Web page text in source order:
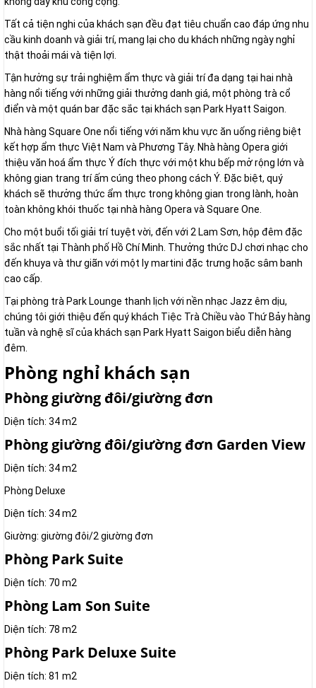
Tất cả tiện nghi của khách sạn đều đạt tiêu chuẩn cao đáp ứng nhu
cầu kinh doanh và giải trí, mang lại cho du khách những ngày nghỉ
thật thoải mái và tiện lợi.
Tận hưởng sự trải nghiệm ẩm thực và giải trí đa dạng tại hai nhà
hàng nổi tiếng với những giải thưởng danh giá, một phòng trà cổ
điển và một quán bar đặc sắc tại khách sạn Park Hyatt Saigon.
Nhà hàng Square One nổi tiếng với năm khu vực ăn uống riêng biệt
kết hợp ẩm thực Việt Nam và Phương Tây. Nhà hàng Opera giới
thiệu văn hoá ẩm thực Ý đích thực với một khu bếp mở rộng lớn và
không gian trang trí ấm cúng theo phong cách Ý. Đặc biệt, quý
khách sẽ thưởng thức ẩm thực trong không gian trong lành, hoàn
toàn không khói thuốc tại nhà hàng Opera và Square One.
Cho một buổi tối giải trí tuyệt vời, đến với 2 Lam Sơn, hộp đêm đặc
sắc nhất tại Thành phố Hồ Chí Minh. Thưởng thức DJ chơi nhạc cho
đến khuya và thư giãn với một ly martini đặc trưng hoặc sâm banh
cao cấp.
Tại phòng trà Park Lounge thanh lịch với nền nhạc Jazz êm dịu,
chúng tôi giới thiệu đến quý khách Tiệc Trà Chiều vào Thứ Bảy hàng
tuần và nghệ sĩ của khách sạn Park Hyatt Saigon biểu diễn hàng
đêm.
Phòng nghỉ khách sạn
Phòng giường đôi/giường đơn
Diện tích: 34 m2
Phòng giường đôi/giường đơn Garden View
Diện tích: 34 m2
Phòng Deluxe
Diện tích: 34 m2
Giường: giường đôi/2 giường đơn
Phòng Park Suite
Diện tích: 70 m2
Phòng Lam Son Suite
Diện tích: 78 m2
Phòng Park Deluxe Suite
Diện tích: 81 m2